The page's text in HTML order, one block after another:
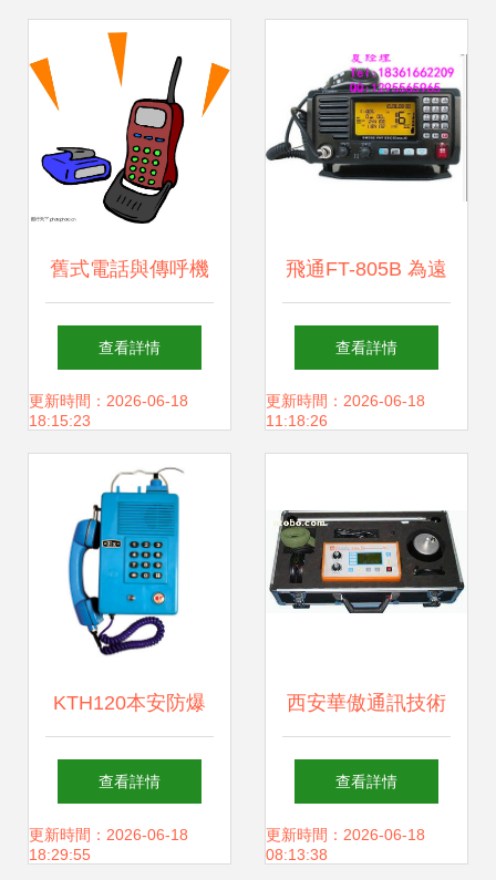
設備廠-
舊式電話與傳呼機
通訊設備的時光記
憶
查看詳情
更新時間：2026-06-18
18:15:23
飛通FT-805B 為遠
航而生的高品質
VHF無線電話裝置
查看詳情
更新時間：2026-06-18
11:18:26
KTH120本安防爆
自動電話機 工業安
全通信的可靠守護
查看詳情
更新時間：2026-06-18
18:29:55
西安華傲通訊技術
有限責任公司 熱賣
促銷電子產品，打
查看詳情
更新時間：2026-06-18
08:13:38